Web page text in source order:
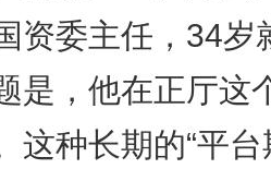
资委主任，34
是，他在正厅这
这种长期的“平